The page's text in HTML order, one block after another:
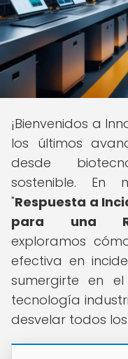
¡Bienvenidos a
los últimos
desde
sostenible. En
"Respuesta a
para una
exploramos
efectiva en
sumergirte en
tecnología
desvelar todos